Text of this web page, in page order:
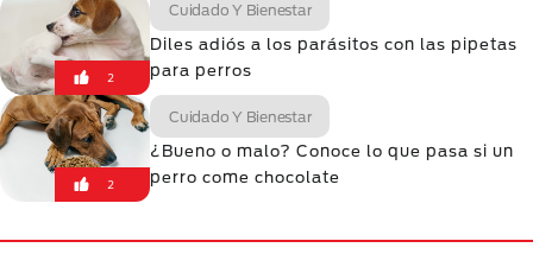
2
Cuidado Y Bienestar
Diles adiós a los parásitos con las pipetas
para perros
2
Cuidado Y Bienestar
¿Bueno o malo? Conoce lo que pasa si un
perro come chocolate